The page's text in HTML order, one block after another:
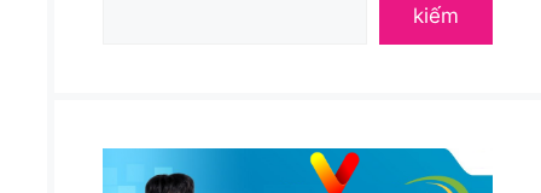
kiếm